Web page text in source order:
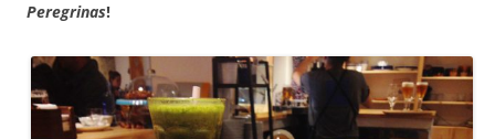
Peregrinas!